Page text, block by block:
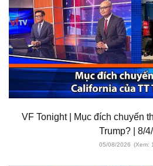
VF Tonight | Mục đích chuyến
Trump? | 8/
05/08/2026 (Xem: